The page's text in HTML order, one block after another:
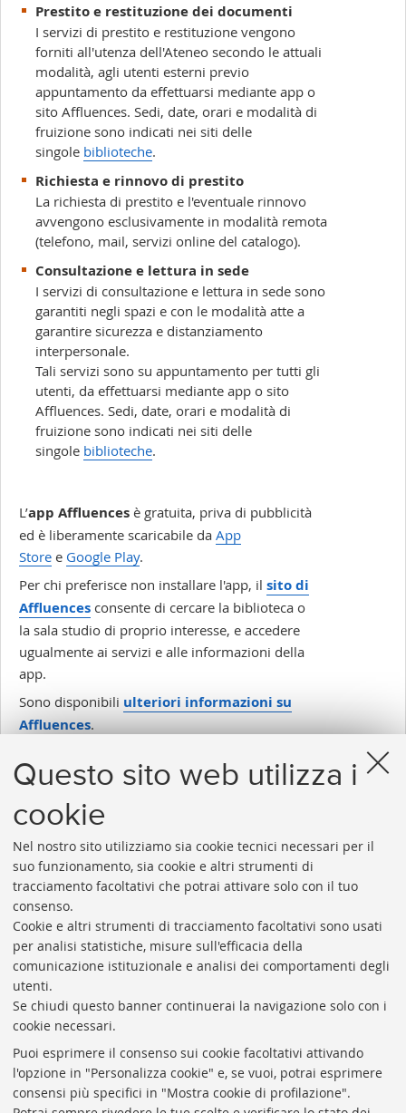
Questo sito web utilizza i
cookie
Nel nostro sito utilizziamo sia cookie tecnici necessari per il
suo funzionamento, sia cookie e altri strumenti di
tracciamento facoltativi che potrai attivare solo con il tuo
consenso.
Cookie e altri strumenti di tracciamento facoltativi sono usati
per analisi statistiche, misure sull'efficacia della
comunicazione istituzionale e analisi dei comportamenti degli
utenti.
Se chiudi questo banner continuerai la navigazione solo con i
cookie necessari.
Puoi esprimere il consenso sui cookie facoltativi attivando
l'opzione in "Personalizza cookie" e, se vuoi, potrai esprimere
consensi più specifici in "Mostra cookie di profilazione".
Prestito e restituzione dei documenti
I servizi di prestito e restituzione vengono
forniti all'utenza dell'Ateneo secondo le attuali
modalità, agli utenti esterni previo
appuntamento da effettuarsi mediante app o
sito Affluences. Sedi, date, orari e modalità di
fruizione sono indicati nei siti delle
singole biblioteche.
Richiesta e rinnovo di prestito
La richiesta di prestito e l'eventuale rinnovo
avvengono esclusivamente in modalità remota
(telefono, mail, servizi online del catalogo).
Consultazione e lettura in sede
I servizi di consultazione e lettura in sede sono
garantiti negli spazi e con le modalità atte a
garantire sicurezza e distanziamento
interpersonale.
Tali servizi sono su appuntamento per tutti gli
utenti, da effettuarsi mediante app o sito
Affluences. Sedi, date, orari e modalità di
fruizione sono indicati nei siti delle
singole biblioteche.
L’app Affluencesè gratuita, priva di pubblicità
ed è liberamente scaricabile da App
Storee Google Play.
Per chi preferisce non installare l'app, il sito di
Affluencesconsente di cercare la biblioteca o
la sala studio di proprio interesse, e accedere
ugualmente ai servizi e alle informazioni della
app.
Sono disponibili ulteriori informazioni su
Affluences.
Rubrica di Ateneo
Rss
Statistiche
Biblioteche di Ateneo
Sale studio